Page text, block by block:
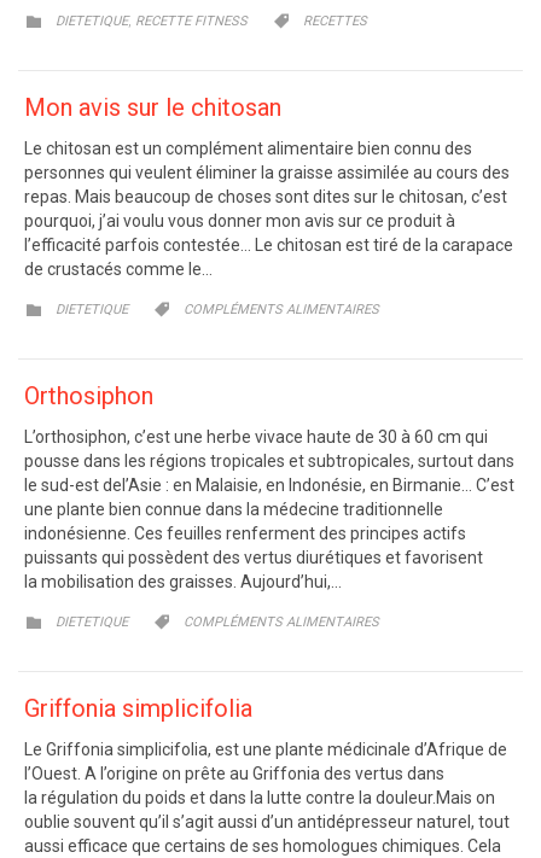
 CATEGORY
DIETETIQUE, RECETTE FITNESS  CATEGORY
RECETTES
Mon avis sur le chitosan
Le chitosan est un complément alimentaire bien connu des
personnes qui veulent éliminer la graisse assimilée au cours des
repas. Mais beaucoup de choses sont dites sur le chitosan, c’est
pourquoi, j’ai voulu vous donner mon avis sur ce produit à
l’efficacité parfois contestée… Le chitosan est tiré de la carapace
de crustacés comme le…
 CATEGORY
DIETETIQUE  CATEGORY
COMPLÉMENTS ALIMENTAIRES
Orthosiphon
L’orthosiphon, c’est une herbe vivace haute de 30 à 60 cm qui
pousse dans les régions tropicales et subtropicales, surtout dans
le sud-est del’Asie : en Malaisie, en Indonésie, en Birmanie… C’est
une plante bien connue dans la médecine traditionnelle
indonésienne. Ces feuilles renferment des principes actifs
puissants qui possèdent des vertus diurétiques et favorisent
la mobilisation des graisses. Aujourd’hui,…
 CATEGORY
DIETETIQUE  CATEGORY
COMPLÉMENTS ALIMENTAIRES
Griffonia simplicifolia
Le Griffonia simplicifolia, est une plante médicinale d’Afrique de
l’Ouest. A l’origine on prête au Griffonia des vertus dans
la régulation du poids et dans la lutte contre la douleur.Mais on
oublie souvent qu’il s’agit aussi d’un antidépresseur naturel, tout
aussi efficace que certains de ses homologues chimiques. Cela